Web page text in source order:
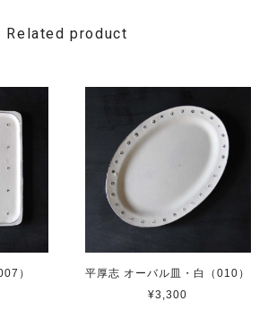
Related product
）
平厚志 オーバル皿・白（010）
¥3,300